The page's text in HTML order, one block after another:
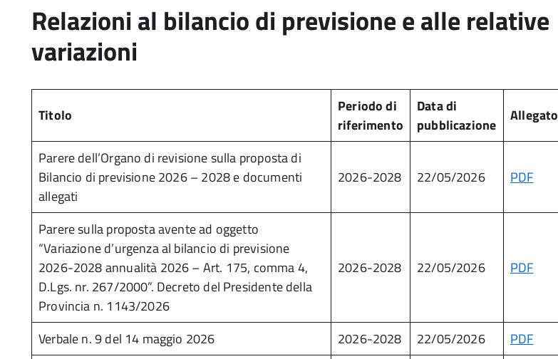
Relazioni al bilancio di previsione e alle relative
variazioni
Titolo
Periodo di
riferimento
Data di
pubblicazione
Allegato
Parere dell’Organo di revisione sulla proposta di
Bilancio di previsione 2026 – 2028 e documenti
allegati
2026-2028 22/05/2026 PDF
Parere sulla proposta avente ad oggetto
“Variazione d’urgenza al bilancio di previsione
2026-2028 annualità 2026 – Art. 175, comma 4,
D.Lgs. nr. 267/2000”. Decreto del Presidente della
Provincia n. 1143/2026
2026-2028 22/05/2026 PDF
Verbale n. 9 del 14 maggio 2026 2026-2028 22/05/2026
PDF